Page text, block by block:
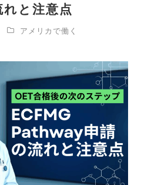
と注意点
アメリカで働く